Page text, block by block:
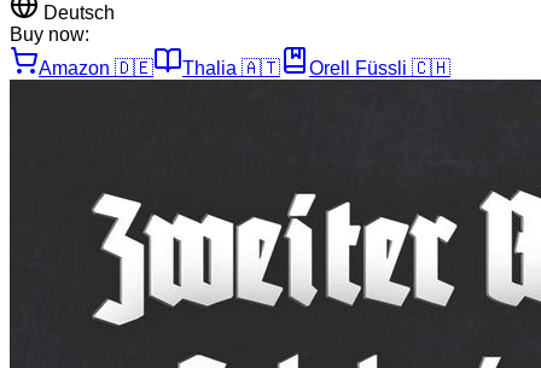
Deutsch
Buy now:
Amazon 🇩🇪 Thalia 🇦🇹 Orell Füssli 🇨🇭